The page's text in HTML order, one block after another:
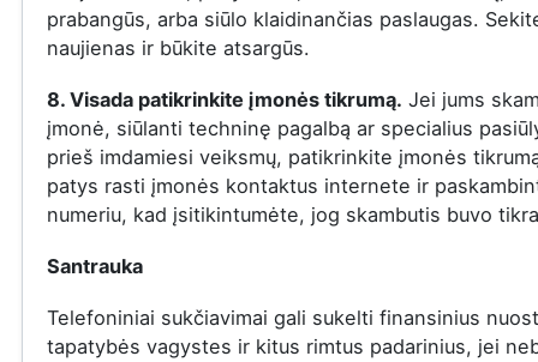
prabangūs, arba siūlo klaidinančias paslaugas.
naujienas ir būkite atsargūs.
8. Visada patikrinkite įmonės tikrumą. Jei jums
įmonė, siūlanti techninę pagalbą ar specialius
prieš imdamiesi veiksmų, patikrinkite įmonės
patys rasti įmonės kontaktus internete ir
numeriu, kad įsitikintumėte, jog skambutis buvo
Santrauka
Telefoniniai sukčiavimai gali sukelti finansinius
tapatybės vagystes ir kitus rimtus padarinius, jei